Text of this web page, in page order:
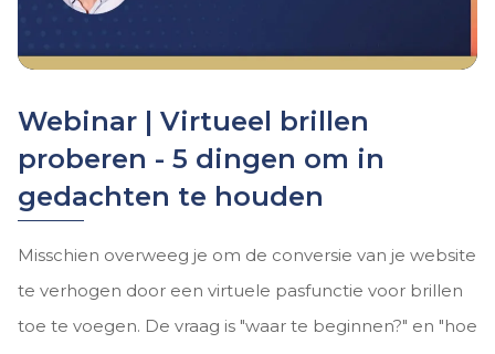
Webinar | Virtueel brillen
proberen - 5 dingen om in
gedachten te houden
Misschien overweeg je om de conversie van je website
te verhogen door een virtuele pasfunctie voor brillen
toe te voegen. De vraag is "waar te beginnen?" en "hoe